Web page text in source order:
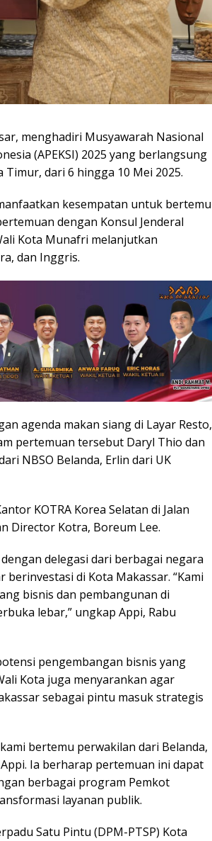
menghadiri Musyawarah Nasional
(APEKSI) 2025 yang berlangsung
Timur, dari 6 hingga 10 Mei 2025.
kesempatan untuk bertemu
dengan Konsul Jenderal
Kota Munafri melanjutkan
dan Inggris.
agenda makan siang di Layar Resto,
pertemuan tersebut Daryl Thio dan
NBSO Belanda, Erlin dari UK
KOTRA Korea Selatan di Jalan
Director Kotra, Boreum Lee.
delegasi dari berbagai negara
di Kota Makassar. “Kami
bisnis dan pembangunan di
lebar,” ungkap Appi, Rabu
pengembangan bisnis yang
Kota juga menyarankan agar
sebagai pintu masuk strategis
bertemu perwakilan dari Belanda,
Ia berharap pertemuan ini dapat
berbagai program Pemkot
layanan publik.
Satu Pintu (DPM-PTSP) Kota